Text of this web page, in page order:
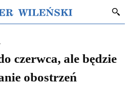
czerwca, ale będzie
obostrzeń